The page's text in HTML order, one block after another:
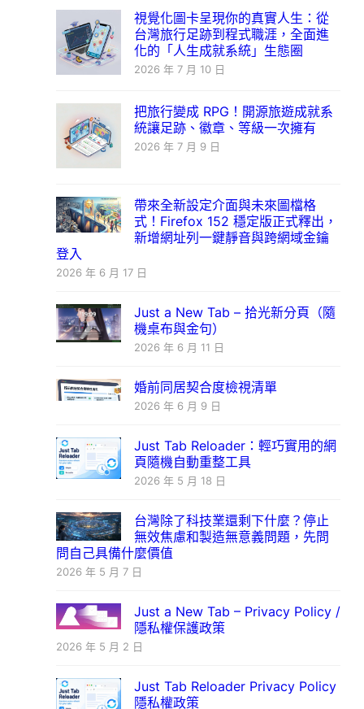
視覺化圖卡呈現你的真實人生：從
台灣旅行足跡到程式職涯，全面進
化的「人生成就系統」生態圈
2026 年 7 月 10 日
把旅行變成 RPG！開源旅遊成就系
統讓足跡、徽章、等級一次擁有
2026 年 7 月 9 日
帶來全新設定介面與未來圖檔格
式！Firefox 152 穩定版正式釋出，
新增網址列一鍵靜音與跨網域金鑰
登入
2026 年 6 月 17 日
Just a New Tab – 拾光新分頁（隨
機桌布與金句）
2026 年 6 月 11 日
婚前同居契合度檢視清單
2026 年 6 月 9 日
Just Tab Reloader：輕巧實用的網
頁隨機自動重整工具
2026 年 5 月 18 日
台灣除了科技業還剩下什麼？停止
無效焦慮和製造無意義問題，先問
問自己具備什麼價值
2026 年 5 月 7 日
Just a New Tab – Privacy Policy /
隱私權保護政策
2026 年 5 月 2 日
Just Tab Reloader Privacy Policy
隱私權政策